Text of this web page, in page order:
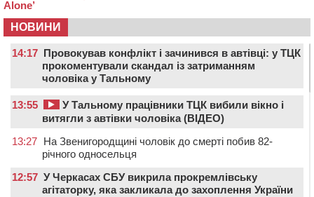
НОВИНИ
14:17 Провокував конфлікт і зачинився в автівці: у ТЦК
прокоментували скандал із затриманням
чоловіка у Тальному
13:55
У Тальному працівники ТЦК вибили вікно і
витягли з автівки чоловіка (ВІДЕО)
13:27 На Звенигородщині чоловік до смерті побив 82-
річного односельця
12:57 У Черкасах СБУ викрила прокремлівську
агітаторку, яка закликала до захоплення України